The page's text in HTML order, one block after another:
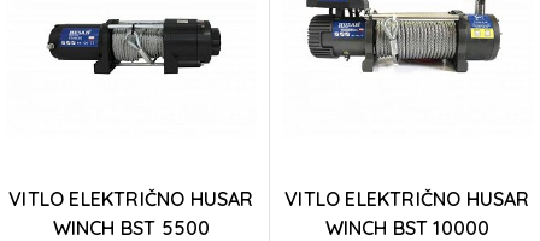
VITLO ELEKTRIČNO HUSAR
WINCH BST 5500
VITLO ELEKTRIČNO HUSAR
WINCH BST 10000